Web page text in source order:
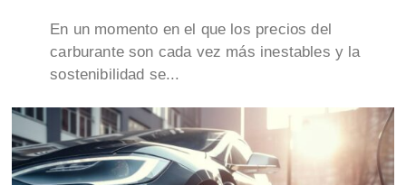
En un momento en el que los precios del
carburante son cada vez más inestables y la
sostenibilidad se...